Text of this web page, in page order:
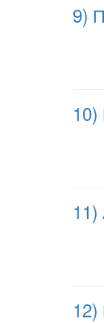
9)
11)